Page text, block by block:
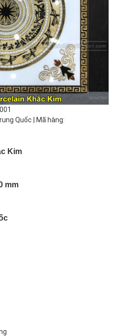
Quốc | Mã hàng:
Kim
mm